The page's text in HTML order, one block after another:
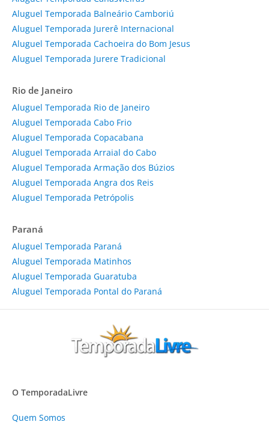
Aluguel Temporada Balneário Camboriú
Aluguel Temporada Jurerê Internacional
Aluguel Temporada Cachoeira do Bom Jesus
Aluguel Temporada Jurere Tradicional
Rio de Janeiro
Aluguel Temporada Rio de Janeiro
Aluguel Temporada Cabo Frio
Aluguel Temporada Copacabana
Aluguel Temporada Arraial do Cabo
Aluguel Temporada Armação dos Búzios
Aluguel Temporada Angra dos Reis
Aluguel Temporada Petrópolis
Paraná
Aluguel Temporada Paraná
Aluguel Temporada Matinhos
Aluguel Temporada Guaratuba
Aluguel Temporada Pontal do Paraná
O TemporadaLivre
Quem Somos